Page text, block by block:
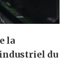
la
du